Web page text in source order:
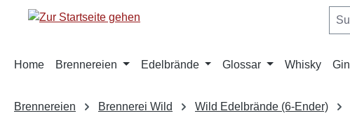
Zur Hauptnavigation springen
Home Brennereien Edelbrände Glossar Whisky Gin
Brennereien Brennerei Wild Wild Edelbrände (6-Ender)